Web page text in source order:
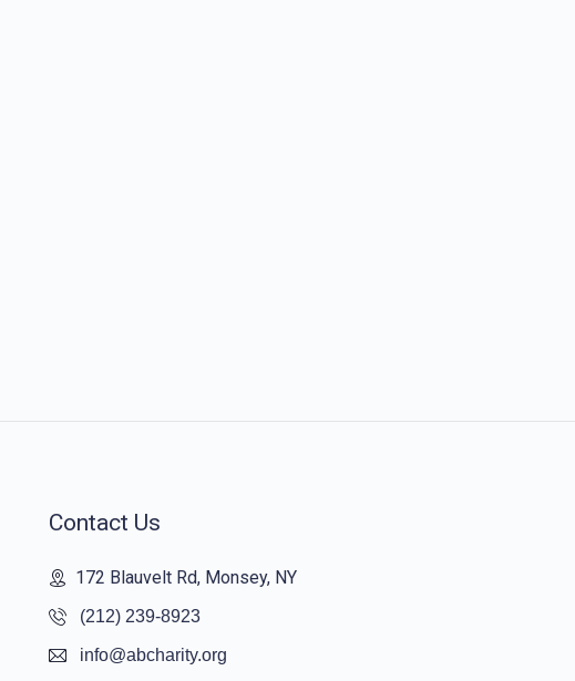
Contact Us
172 Blauvelt Rd, Monsey, NY
(212) 239-8923
info@abcharity.org